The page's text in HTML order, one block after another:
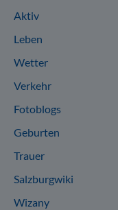
Aktiv
Leben
Wetter
Verkehr
Fotoblogs
Geburten
Trauer
Salzburgwiki
Wizany